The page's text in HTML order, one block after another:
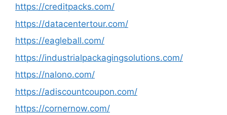
https://creditpacks.com/
https://datacentertour.com/
https://eagleball.com/
https://industrialpackagingsolutions.com/
https://nalono.com/
https://adiscountcoupon.com/
https://cornernow.com/